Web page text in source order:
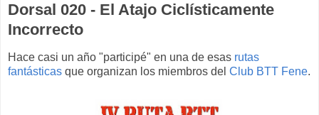
Dorsal 020 - El Atajo Ciclísticamente
Incorrecto
Hace casi un año "participé" en una de esas rutas
fantásticas que organizan los miembros del Club BTT Fene.